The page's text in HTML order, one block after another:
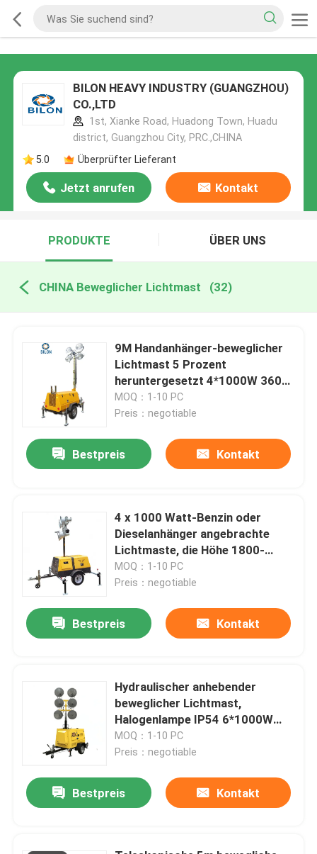
BILON HEAVY INDUSTRY (GUANGZHOU)
CO.,LTD
1st, Xianke Road, Huadong Town, Huadu
district, Guangzhou City, PRC.,CHINA
5.0
Überprüfter Lieferant
Jetzt anrufen Kontakt
PRODUKTE ÜBER UNS
CHINA Beweglicher Lichtmast (32)
9M Handanhänger-beweglicher
Lichtmast 5 Prozent
heruntergesetzt 4*1000W 360
Grad
MOQ：1-10 PC
Preis：negotiable
Bestpreis Kontakt
4 x 1000 Watt-Benzin oder
Dieselanhänger angebrachte
Lichtmaste, die Höhe 1800-
9000mm erhöhen
MOQ：1-10 PC
Preis：negotiable
Bestpreis Kontakt
Hydraulischer anhebender
beweglicher Lichtmast,
Halogenlampe IP54 6*1000W
Metall
MOQ：1-10 PC
Preis：negotiable
Bestpreis Kontakt